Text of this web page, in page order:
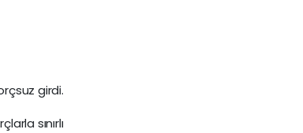
girdi.
sınırlı